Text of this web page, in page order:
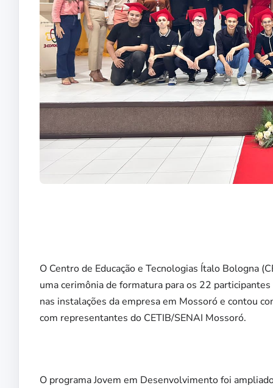
O Centro de Educação e Tecnologias Ítalo Bologna
uma cerimônia de formatura para os 22
nas instalações da empresa em Mossoró e contou
com representantes do CETIB/SENAI Mossoró.
O programa Jovem em Desenvolvimento foi